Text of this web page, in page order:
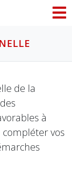
de la
à
vos